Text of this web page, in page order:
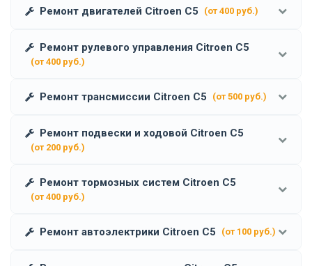
Ремонт двигателей Citroen C5 (от 400 руб.)
Ремонт рулевого управления Citroen C5
(от 400 руб.)
Ремонт трансмиссии Citroen C5 (от 500 руб.)
Ремонт подвески и ходовой Citroen C5
(от 200 руб.)
Ремонт тормозных систем Citroen C5
(от 400 руб.)
Ремонт автоэлектрики Citroen C5 (от 100 руб.)